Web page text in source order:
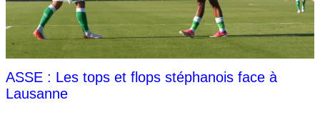
ASSE : Les tops et flops stéphanois face à
Lausanne